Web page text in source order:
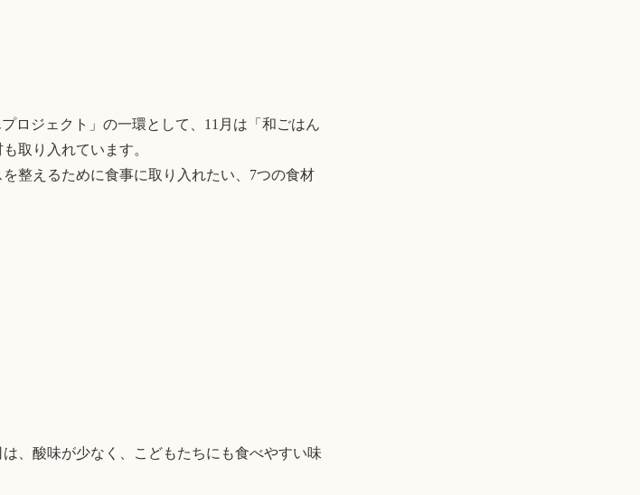
ロジェクト」の一環として、11月は「和ごはん
取り入れています。
整えるために食事に取り入れたい、7つの食材
、酸味が少なく、こどもたちにも食べやすい味